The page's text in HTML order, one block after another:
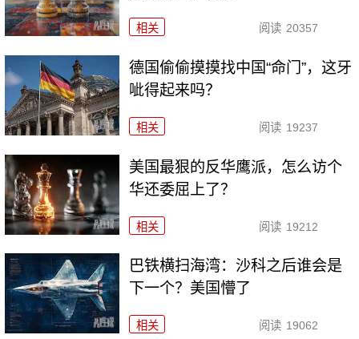
相关 阅读 20357
德国偷偷摸摸找中国“命门”，这牙
呲得起来吗？
相关 阅读 19237
美国最狠的反华鹰派，怎么访个
华还委屈上了？
相关 阅读 19212
巴铁横扫海湾：沙科之后谁会是
下一个？美国懵了
相关 阅读 19062